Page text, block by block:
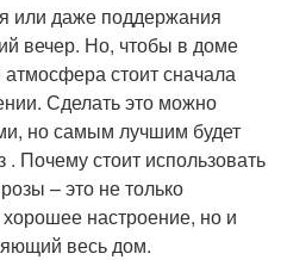
или даже поддержания
вечер. Но, чтобы в доме
стоит сначала
Сделать это можно
но самым лучшим будет
Почему стоит использовать
– это не только
настроение, но и
весь дом.